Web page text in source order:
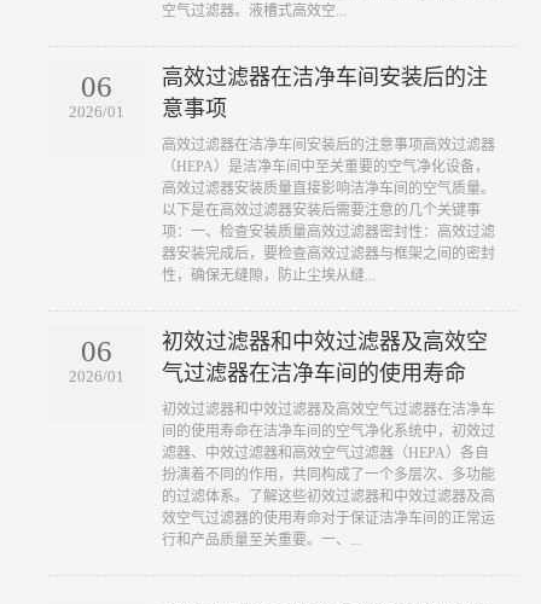
空气过滤器。液槽式高效空...
06
2026/01
高效过滤器在洁净车间安装后的注
意事项
​高效过滤器在洁净车间安装后的注意事项高效过滤器
（HEPA）是洁净车间中至关重要的空气净化设备，
高效过滤器安装质量直接影响洁净车间的空气质量。
以下是在高效过滤器安装后需要注意的几个关键事
项：一、检查安装质量高效过滤器密封性：高效过滤
器安装完成后，要检查高效过滤器与框架之间的密封
性，确保无缝隙，防止尘埃从缝...
06
2026/01
初效过滤器和中效过滤器及高效空
气过滤器在洁净车间的使用寿命
​初效过滤器和中效过滤器及高效空气过滤器在洁净车
间的使用寿命在洁净车间的空气净化系统中，初效过
滤器、中效过滤器和高效空气过滤器（HEPA）各自
扮演着不同的作用，共同构成了一个多层次、多功能
的过滤体系。了解这些初效过滤器和中效过滤器及高
效空气过滤器的使用寿命对于保证洁净车间的正常运
行和产品质量至关重要。一、...